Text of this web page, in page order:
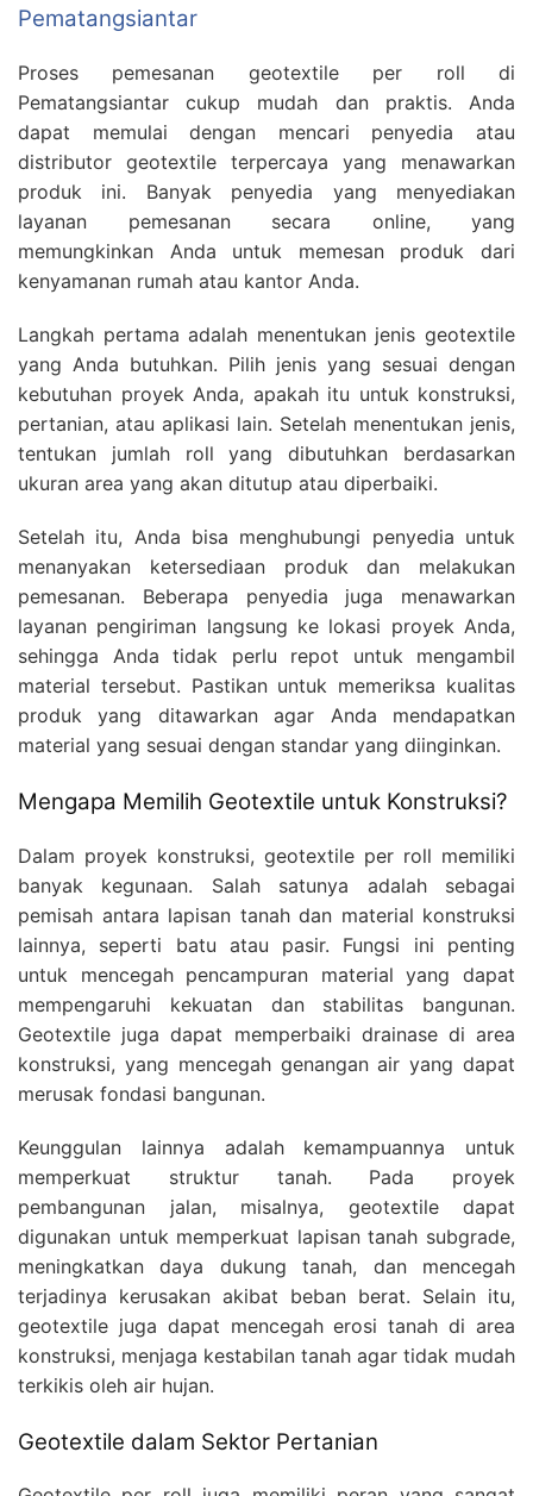
Pematangsiantar
Proses pemesanan geotextile per roll di
Pematangsiantar cukup mudah dan praktis. Anda
dapat memulai dengan mencari penyedia atau
distributor geotextile terpercaya yang menawarkan
produk ini. Banyak penyedia yang menyediakan
layanan pemesanan secara online, yang
memungkinkan Anda untuk memesan produk dari
kenyamanan rumah atau kantor Anda.
Langkah pertama adalah menentukan jenis geotextile
yang Anda butuhkan. Pilih jenis yang sesuai dengan
kebutuhan proyek Anda, apakah itu untuk konstruksi,
pertanian, atau aplikasi lain. Setelah menentukan jenis,
tentukan jumlah roll yang dibutuhkan berdasarkan
ukuran area yang akan ditutup atau diperbaiki.
Setelah itu, Anda bisa menghubungi penyedia untuk
menanyakan ketersediaan produk dan melakukan
pemesanan. Beberapa penyedia juga menawarkan
layanan pengiriman langsung ke lokasi proyek Anda,
sehingga Anda tidak perlu repot untuk mengambil
material tersebut. Pastikan untuk memeriksa kualitas
produk yang ditawarkan agar Anda mendapatkan
material yang sesuai dengan standar yang diinginkan.
Mengapa Memilih Geotextile untuk Konstruksi?
Dalam proyek konstruksi, geotextile per roll memiliki
banyak kegunaan. Salah satunya adalah sebagai
pemisah antara lapisan tanah dan material konstruksi
lainnya, seperti batu atau pasir. Fungsi ini penting
untuk mencegah pencampuran material yang dapat
mempengaruhi kekuatan dan stabilitas bangunan.
Geotextile juga dapat memperbaiki drainase di area
konstruksi, yang mencegah genangan air yang dapat
merusak fondasi bangunan.
Keunggulan lainnya adalah kemampuannya untuk
memperkuat struktur tanah. Pada proyek
pembangunan jalan, misalnya, geotextile dapat
digunakan untuk memperkuat lapisan tanah subgrade,
meningkatkan daya dukung tanah, dan mencegah
terjadinya kerusakan akibat beban berat. Selain itu,
geotextile juga dapat mencegah erosi tanah di area
konstruksi, menjaga kestabilan tanah agar tidak mudah
terkikis oleh air hujan.
Geotextile dalam Sektor Pertanian